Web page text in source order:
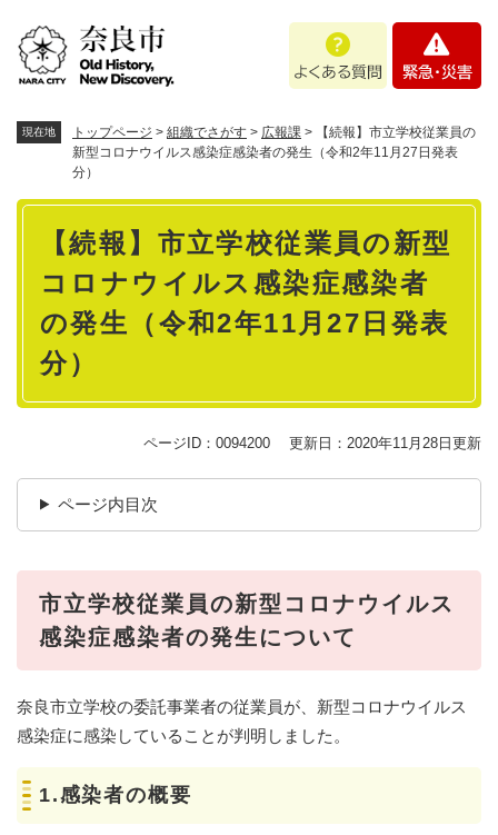
あ
問
・
現在地 トップページ > 組織でさがす > 広報課 >
【続報】市立学校従業員の
新型コロナウイルス感染症感染者の発生（令和2年11月27日発表
分）
本
【続報】市立学校従業員の新型
コロナウイルス感染症感染者
の発生（令和2年11月27日発表
分）
ページID：0094200 更新日：2020年11月28日更新
ページ内目次
市立学校従業員の新型コロナウイルス
感染症感染者の発生について
奈良市立学校の委託事業者の従業員が、新型コロナウイルス
感染症に感染していることが判明しました。
1.感染者の概要​​​​​​​